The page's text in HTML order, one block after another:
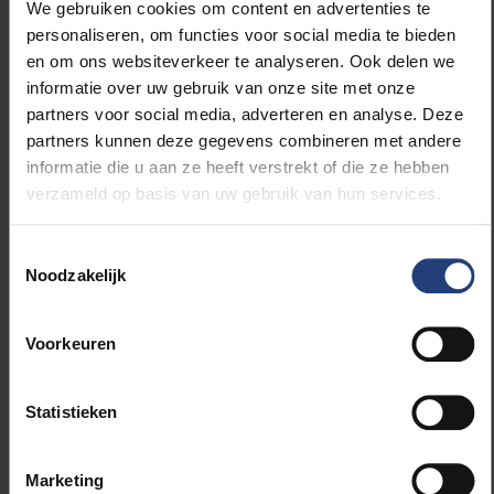
We gebruiken cookies om content en advertenties te
personaliseren, om functies voor social media te bieden
en om ons websiteverkeer te analyseren. Ook delen we
informatie over uw gebruik van onze site met onze
partners voor social media, adverteren en analyse. Deze
partners kunnen deze gegevens combineren met andere
informatie die u aan ze heeft verstrekt of die ze hebben
verzameld op basis van uw gebruik van hun services.
Noodzakelijk
Voorkeuren
Statistieken
Marketing
met hun beurs.
Afgelopen editie smaakt naar meer
Ook de organisatoren zelf reageren tevreden
over de afgelopen cup-editie. Met de feedback
zullen ze sleutelen aan het format om met de
pakken. Inisol en SK willen volgend jaar graag
Cup, de voorbereidingen hiervan starten al in
het najaar.
Hiermee hopen de organisatoren een
toekomst een gevestigde waarde moet worden
voor alle leerlingen die Handelsingenieur willen